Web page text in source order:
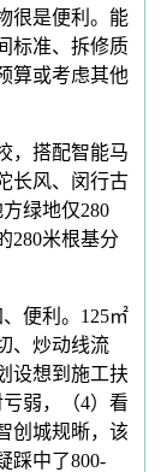
很是便利。能
标准、拆修质
算或考虑其他
搭配智能马
长风、闵行古
绿地仅280
280米根基分
便利。125㎡
、炒动线流
设想到施工扶
弱，（4）看
创城规晰，该
踩中了800-